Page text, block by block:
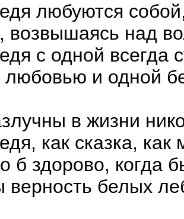
любуются
возвышаясь над
с одной всегда
и одной
в жизни
как сказка, как
б здорово, когда
белых